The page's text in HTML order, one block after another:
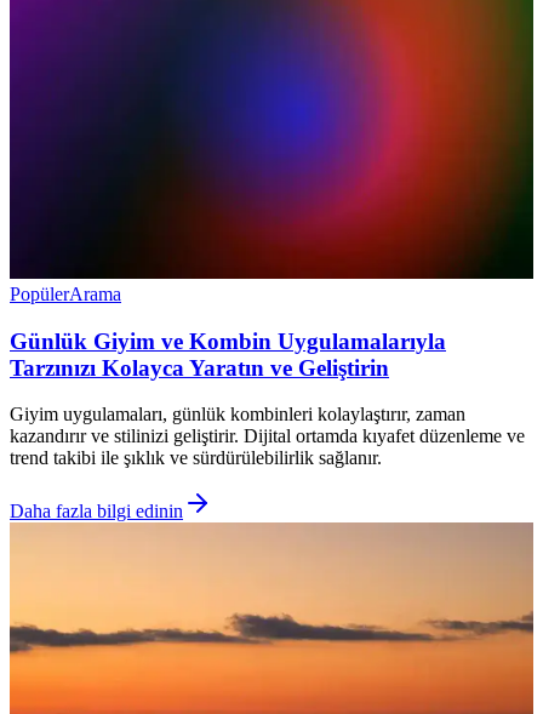
PopülerArama
Günlük Giyim ve Kombin Uygulamalarıyla
Tarzınızı Kolayca Yaratın ve Geliştirin
Giyim uygulamaları, günlük kombinleri kolaylaştırır, zaman
kazandırır ve stilinizi geliştirir. Dijital ortamda kıyafet düzenleme ve
trend takibi ile şıklık ve sürdürülebilirlik sağlanır.
Daha fazla bilgi edinin